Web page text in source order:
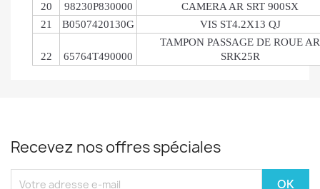
20
98230P830000
CAMERA AR SRT 900SX
21
B0507420130G VIS ST4.2X13 QJ
22 65764T490000
TAMPON PASSAGE DE ROUE AR
SRK25R
Recevez nos offres spéciales